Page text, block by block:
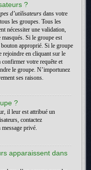
?
d’utilisateurs dans votre
les groupes. Tous les
nécessiter une validation,
masqués. Si le groupe est
approprié. Si le groupe
rejoindre en cliquant sur le
votre requête et
le groupe. N’importunez
ses raisons.
?
il leur est attribué un
contactez
privé.
apparaissent dans